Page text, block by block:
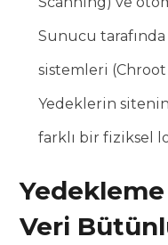
Sunucu
sistemleri
Yedeklerin
farklı bir fiziksel
Veri